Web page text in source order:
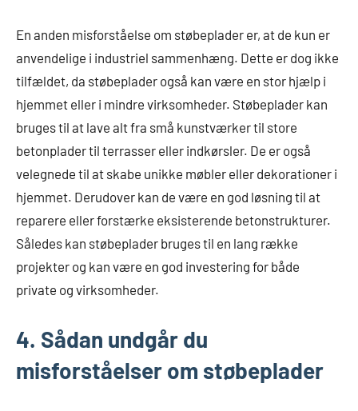
En anden misforståelse om støbeplader er, at de kun er
anvendelige i industriel sammenhæng. Dette er dog ikke
tilfældet, da støbeplader også kan være en stor hjælp i
hjemmet eller i mindre virksomheder. Støbeplader kan
bruges til at lave alt fra små kunstværker til store
betonplader til terrasser eller indkørsler. De er også
velegnede til at skabe unikke møbler eller dekorationer i
hjemmet. Derudover kan de være en god løsning til at
reparere eller forstærke eksisterende betonstrukturer.
Således kan støbeplader bruges til en lang række
projekter og kan være en god investering for både
private og virksomheder.
4. Sådan undgår du
misforståelser om støbeplader